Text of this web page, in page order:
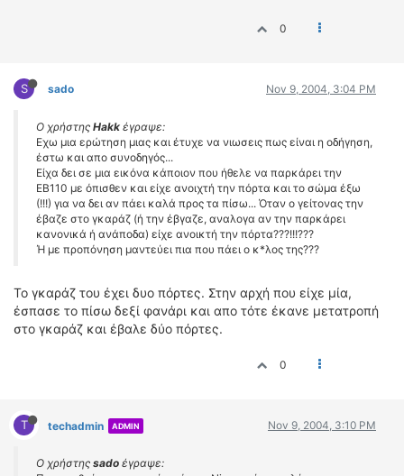
0
S sado Nov 9, 2004, 3:04 PM
Ο χρήστης Hakk έγραψε:
Εχω μια ερώτηση μιας και έτυχε να νιωσεις πως είναι η οδήγηση,
έστω και απο συνοδηγός...
Είχα δει σε μια εικόνα κάποιον που ήθελε να παρκάρει την
EB110 με όπισθεν και είχε ανοιχτή την πόρτα και το σώμα έξω
(!!!) για να δει αν πάει καλά προς τα πίσω... Όταν ο γείτονας την
έβαζε στο γκαράζ (ή την έβγαζε, αναλογα αν την παρκάρει
κανονικά ή ανάποδα) είχε ανοικτή την πόρτα???!!!???
Ή με προπόνηση μαντεύει πια που πάει ο κ*λος της???
Το γκαράζ του έχει δυο πόρτες. Στην αρχή που είχε μία,
έσπασε το πίσω δεξί φανάρι και απο τότε έκανε μετατροπή
στο γκαράζ και έβαλε δύο πόρτες.
0
T techadmin ADMIN Nov 9, 2004, 3:10 PM
Ο χρήστης sado έγραψε: